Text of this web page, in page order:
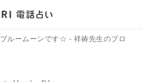
ブルームーンです☆ - 祥祷先生のブロ